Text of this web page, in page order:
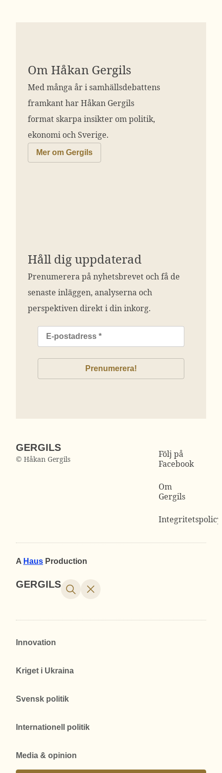
Om Håkan Gergils
Med många år i samhällsdebattens
framkant har Håkan Gergils
format skarpa insikter om politik,
ekonomi och Sverige.
Mer om Gergils
Håll dig uppdaterad
Prenumerera på nyhetsbrevet och få de
senaste inläggen, analyserna och
perspektiven direkt i din inkorg.
GERGILS
© Håkan Gergils
Följ på
Facebook
Om
Gergils
Integritetspolicy
A Haus Production
GERGILS
Innovation
Kriget i Ukraina
Svensk politik
Internationell politik
Media & opinion